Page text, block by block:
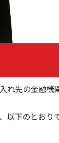
れ先の金融機
下のとおりで